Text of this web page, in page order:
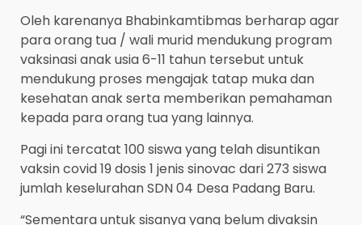
Oleh karenanya Bhabinkamtibmas berharap agar
para orang tua / wali murid mendukung program
vaksinasi anak usia 6-11 tahun tersebut untuk
mendukung proses mengajak tatap muka dan
kesehatan anak serta memberikan pemahaman
kepada para orang tua yang lainnya.
Pagi ini tercatat 100 siswa yang telah disuntikan
vaksin covid 19 dosis 1 jenis sinovac dari 273 siswa
jumlah keselurahan SDN 04 Desa Padang Baru.
“Sementara untuk sisanya yang belum divaksin